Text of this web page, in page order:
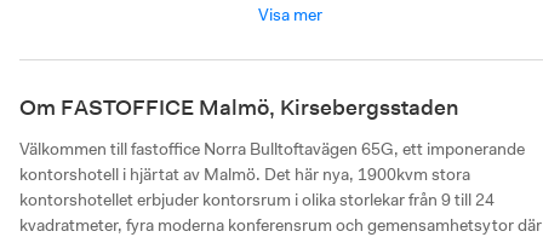
Visa mer
Om FASTOFFICE Malmö, Kirsebergsstaden
Välkommen till fastoffice Norra Bulltoftavägen 65G, ett imponerande
kontorshotell i hjärtat av Malmö. Det här nya, 1900kvm stora
kontorshotellet erbjuder kontorsrum i olika storlekar från 9 till 24
kvadratmeter, fyra moderna konferensrum och gemensamhetsytor där